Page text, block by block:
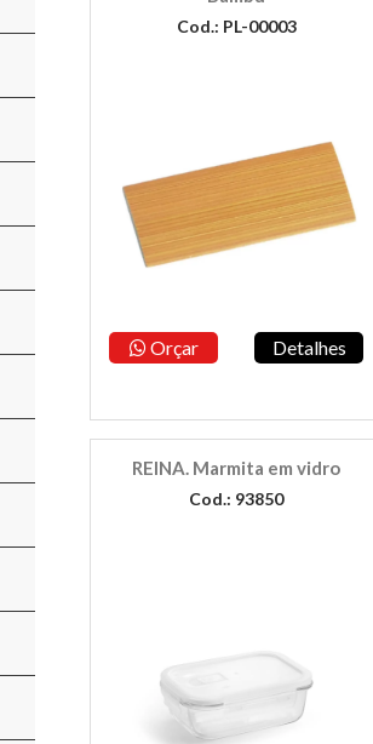
Cod.: PL-00003
Orçar Detalhes
REINA. Marmita em vidro
Cod.: 93850